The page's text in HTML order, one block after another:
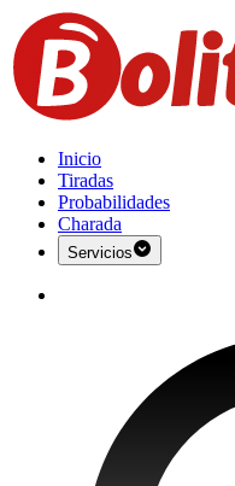
Inicio
Tiradas
Probabilidades
Charada
Servicios